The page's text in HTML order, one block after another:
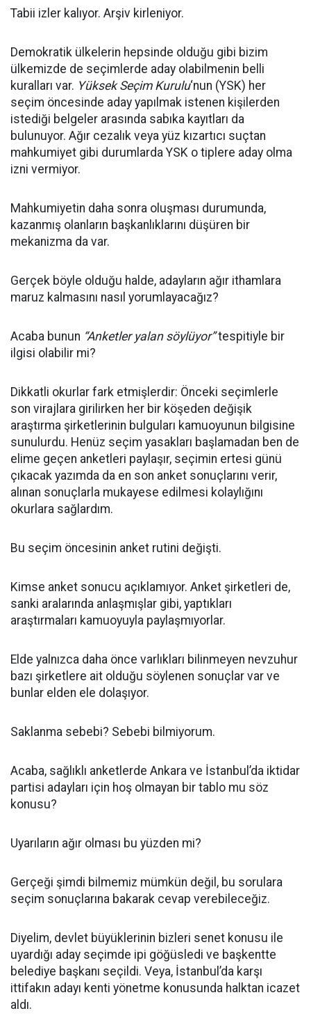
Tabii izler kalıyor. Arşiv kirleniyor.
Demokratik ülkelerin hepsinde olduğu gibi bizim
ülkemizde de seçimlerde aday olabilmenin belli
kuralları var. Yüksek Seçim Kurulu‘nun (YSK) her
seçim öncesinde aday yapılmak istenen kişilerden
istediği belgeler arasında sabıka kayıtları da
bulunuyor. Ağır cezalık veya yüz kızartıcı suçtan
mahkumiyet gibi durumlarda YSK o tiplere aday olma
izni vermiyor.
Mahkumiyetin daha sonra oluşması durumunda,
kazanmış olanların başkanlıklarını düşüren bir
mekanizma da var.
Gerçek böyle olduğu halde, adayların ağır ithamlara
maruz kalmasını nasıl yorumlayacağız?
Acaba bunun “Anketler yalan söylüyor”tespitiyle bir
ilgisi olabilir mi?
Dikkatli okurlar fark etmişlerdir: Önceki seçimlerle
son virajlara girilirken her bir köşeden değişik
araştırma şirketlerinin bulguları kamuoyunun bilgisine
sunulurdu. Henüz seçim yasakları başlamadan ben de
elime geçen anketleri paylaşır, seçimin ertesi günü
çıkacak yazımda da en son anket sonuçlarını verir,
alınan sonuçlarla mukayese edilmesi kolaylığını
okurlara sağlardım.
Bu seçim öncesinin anket rutini değişti.
Kimse anket sonucu açıklamıyor. Anket şirketleri de,
sanki aralarında anlaşmışlar gibi, yaptıkları
araştırmaları kamuoyuyla paylaşmıyorlar.
Elde yalnızca daha önce varlıkları bilinmeyen nevzuhur
bazı şirketlere ait olduğu söylenen sonuçlar var ve
bunlar elden ele dolaşıyor.
Saklanma sebebi? Sebebi bilmiyorum.
Acaba, sağlıklı anketlerde Ankara ve İstanbul’da iktidar
partisi adayları için hoş olmayan bir tablo mu söz
konusu?
Uyarıların ağır olması bu yüzden mi?
Gerçeği şimdi bilmemiz mümkün değil, bu sorulara
seçim sonuçlarına bakarak cevap verebileceğiz.
Diyelim, devlet büyüklerinin bizleri senet konusu ile
uyardığı aday seçimde ipi göğüsledi ve başkentte
belediye başkanı seçildi. Veya, İstanbul’da karşı
ittifakın adayı kenti yönetme konusunda halktan icazet
aldı.